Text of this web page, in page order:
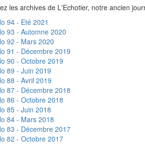
les archives de L'Echotier, notre ancien
94 - Eté 2021
93 - Automne 2020
92 - Mars 2020
91 - Décembre 2019
90 - Octobre 2019
89 - Juin 2019
88 - Avril 2019
87 - Décembre 2018
86 - Octobre 2018
85 - Juin 2018
84 - Mars 2018
83 - Décembre 2017
82 - Octobre 2017